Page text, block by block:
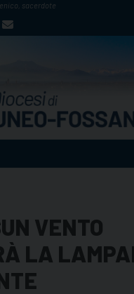
sacerdote
VENTO
LA